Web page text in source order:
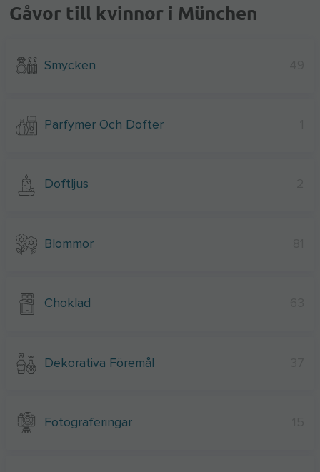
Gåvor till kvinnor i München
Smycken
Parfymer Och Dofter
Doftljus
Blommor
Choklad
Dekorativa Föremål
Fotograferingar